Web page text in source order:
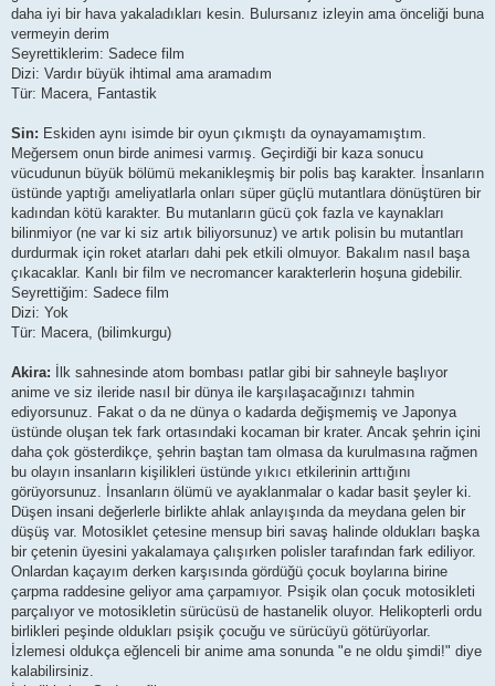
daha iyi bir hava yakaladıkları kesin. Bulursanız izleyin ama önceliği buna
vermeyin derim
Seyrettiklerim: Sadece film
Dizi: Vardır büyük ihtimal ama aramadım
Tür: Macera, Fantastik
Sin: Eskiden aynı isimde bir oyun çıkmıştı da oynayamamıştım.
Meğersem onun birde animesi varmış. Geçirdiği bir kaza sonucu
vücudunun büyük bölümü mekanikleşmiş bir polis baş karakter. İnsanların
üstünde yaptığı ameliyatlarla onları süper güçlü mutantlara dönüştüren bir
kadından kötü karakter. Bu mutanların gücü çok fazla ve kaynakları
bilinmiyor (ne var ki siz artık biliyorsunuz) ve artık polisin bu mutantları
durdurmak için roket atarları dahi pek etkili olmuyor. Bakalım nasıl başa
çıkacaklar. Kanlı bir film ve necromancer karakterlerin hoşuna gidebilir.
Seyrettiğim: Sadece film
Dizi: Yok
Tür: Macera, (bilimkurgu)
Akira: İlk sahnesinde atom bombası patlar gibi bir sahneyle başlıyor
anime ve siz ileride nasıl bir dünya ile karşılaşacağınızı tahmin
ediyorsunuz. Fakat o da ne dünya o kadarda değişmemiş ve Japonya
üstünde oluşan tek fark ortasındaki kocaman bir krater. Ancak şehrin içini
daha çok gösterdikçe, şehrin baştan tam olmasa da kurulmasına rağmen
bu olayın insanların kişilikleri üstünde yıkıcı etkilerinin arttığını
görüyorsunuz. İnsanların ölümü ve ayaklanmalar o kadar basit şeyler ki.
Düşen insani değerlerle birlikte ahlak anlayışında da meydana gelen bir
düşüş var. Motosiklet çetesine mensup biri savaş halinde oldukları başka
bir çetenin üyesini yakalamaya çalışırken polisler tarafından fark ediliyor.
Onlardan kaçayım derken karşısında gördüğü çocuk boylarına birine
çarpma raddesine geliyor ama çarpamıyor. Psişik olan çocuk motosikleti
parçalıyor ve motosikletin sürücüsü de hastanelik oluyor. Helikopterli ordu
birlikleri peşinde oldukları psişik çocuğu ve sürücüyü götürüyorlar.
İzlemesi oldukça eğlenceli bir anime ama sonunda "e ne oldu şimdi!" diye
kalabilirsiniz.